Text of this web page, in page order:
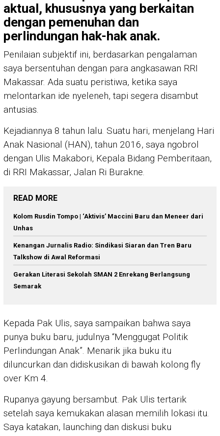
aktual, khususnya yang berkaitan
dengan pemenuhan dan
perlindungan hak-hak anak.
Penilaian subjektif ini, berdasarkan pengalaman
saya bersentuhan dengan para angkasawan RRI
Makassar. Ada suatu peristiwa, ketika saya
melontarkan ide nyeleneh, tapi segera disambut
antusias.
Kejadiannya 8 tahun lalu. Suatu hari, menjelang Hari
Anak Nasional (HAN), tahun 2016, saya ngobrol
dengan Ulis Makabori, Kepala Bidang Pemberitaan,
di RRI Makassar, Jalan Ri Burakne.
READ MORE
Kolom Rusdin Tompo | ‘Aktivis’ Maccini Baru dan Meneer dari
Unhas
Kenangan Jurnalis Radio: Sindikasi Siaran dan Tren Baru
Talkshow di Awal Reformasi
Gerakan Literasi Sekolah SMAN 2 Enrekang Berlangsung
Semarak
Kepada Pak Ulis, saya sampaikan bahwa saya
punya buku baru, judulnya “Menggugat Politik
Perlindungan Anak”. Menarik jika buku itu
diluncurkan dan didiskusikan di bawah kolong fly
over Km 4.
Rupanya gayung bersambut. Pak Ulis tertarik
setelah saya kemukakan alasan memilih lokasi itu.
Saya katakan, launching dan diskusi buku